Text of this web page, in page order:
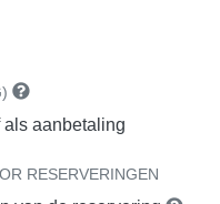
aanbetaling
RESERVERINGEN